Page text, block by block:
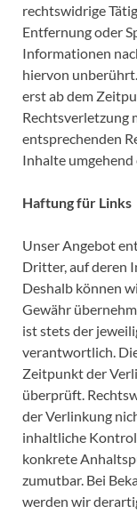
rechtswidrige
Entfernung oder
Informationen
hiervon
erst ab dem
Rechtsverletzung
entsprechenden
Inhalte umgehend
Haftung für Links
Unser Angebot
Dritter, auf deren
Deshalb können
Gewähr
ist stets der
verantwortlich.
Zeitpunkt der
überprüft.
der Verlinkung
inhaltliche
konkrete
zumutbar. Bei
werden wir